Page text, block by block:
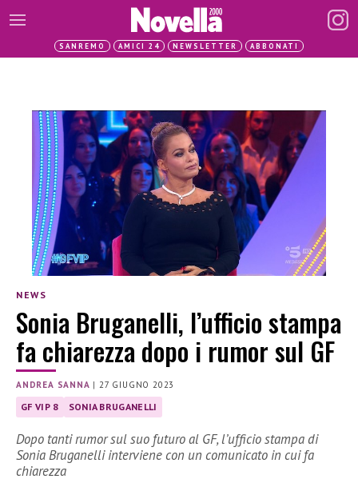
SANREMO AMICI 24 NEWSLETTER ABBONATI
NEWS
Sonia Bruganelli, l’ufficio stampa
fa chiarezza dopo i rumor sul GF
ANDREA SANNA |27 GIUGNO 2023
GF VIP 8 SONIA BRUGANELLI
Dopo tanti rumor sul suo futuro al GF, l’ufficio stampa di
Sonia Bruganelli interviene con un comunicato in cui fa
chiarezza